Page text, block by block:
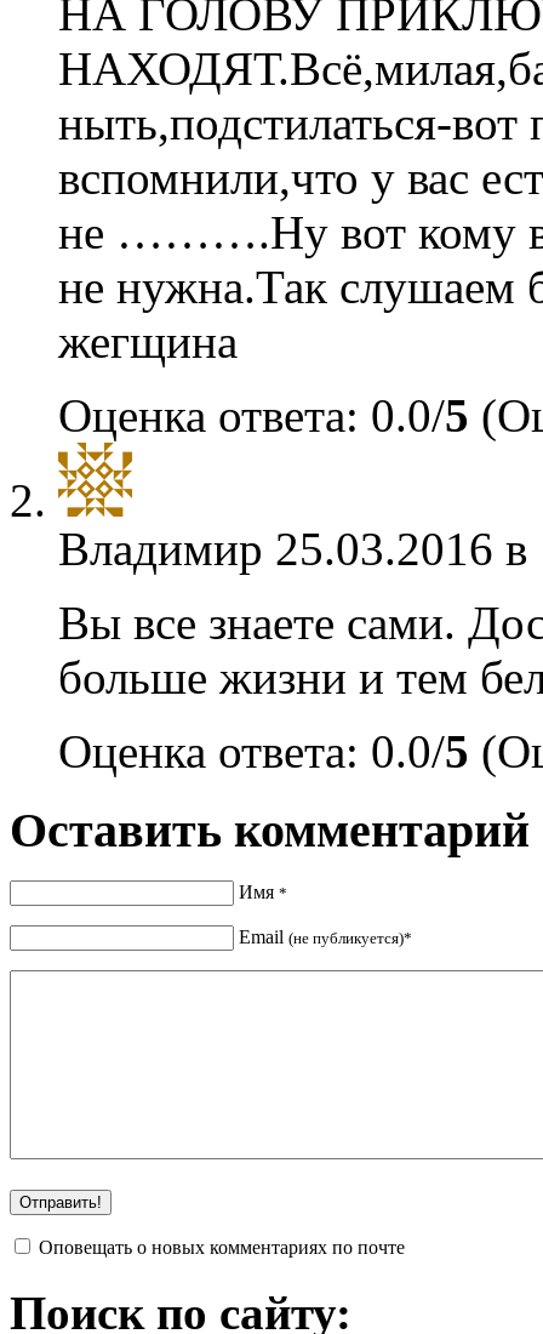
НА ГОЛОВУ
ныть,подстилаться-вот
вспомнили,что у вас
не ……….Ну вот кому
не нужна.Так слушаем
жегщина
Оценка ответа: 0.0/5
Владимир 25.03.2016
Вы все знаете сами.
больше жизни и тем
Оценка ответа: 0.0/5
Оставить комментарий
Имя *
Email (не публикуется)*
Оповещать о новых комментариях по почте
Поиск по сайту: